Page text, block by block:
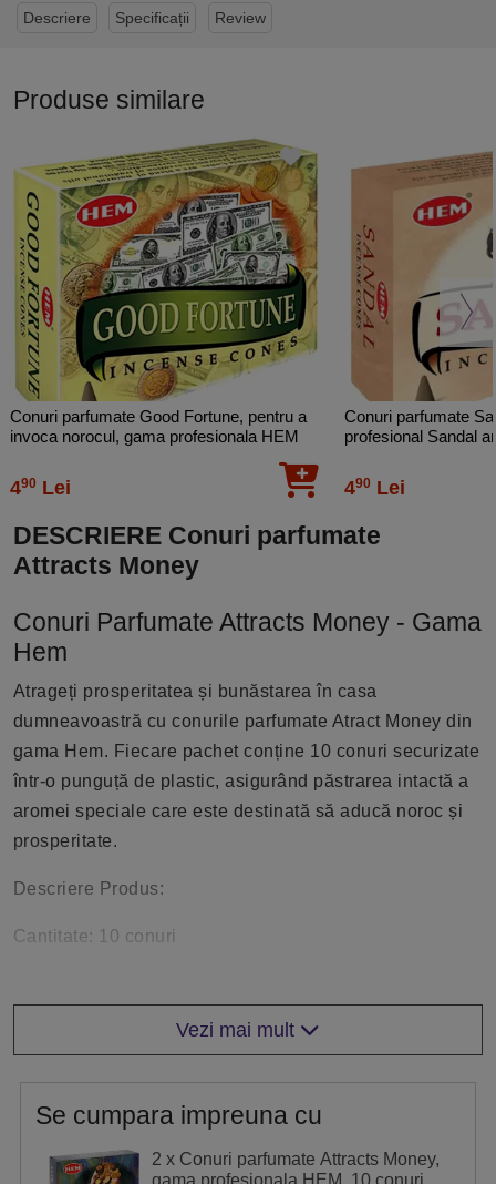
Descriere Specificații Review
Produse similare
Conuri parfumate Good Fortune, pentru a
invoca norocul, gama profesionala HEM
490 Lei
Conuri parfumate
profesional Sandal
inclus
490 Lei
DESCRIERE Conuri parfumate
Attracts Money
Conuri Parfumate Attracts Money - Gama
Hem
Atrageți prosperitatea și bunăstarea în casa
dumneavoastră cu conurile parfumate Atract Money din
gama Hem. Fiecare pachet conține 10 conuri securizate
într-o punguță de plastic, asigurând păstrarea intactă a
aromei speciale care este destinată să aducă noroc și
prosperitate.
Descriere Produs:
Cantitate: 10 conuri
Conurile parfumate Atract Money din gama Hem sunt create
pentru a aduce în casa dumneavoastră o atmosferă de
abundență și noroc. Parfumul lor special este conceput
pentru a atrage energii pozitive și pentru a stimula
bunăstarea financiară, fiind ideal pentru momente de
Vezi mai mult
Se cumpara impreuna cu
2 x Conuri parfumate Attracts Money,